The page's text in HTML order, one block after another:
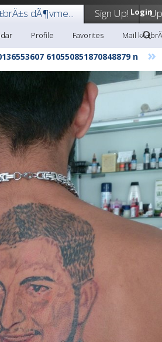
Login
dÃ¶vme... Sign Up!
Profile Favorites Mail
610550851870848879 n »